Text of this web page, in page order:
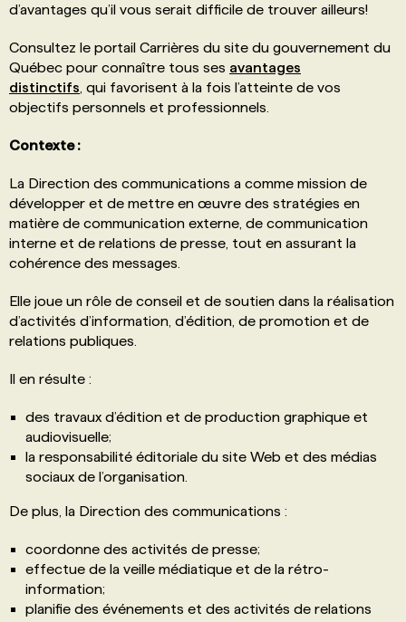
d’avantages qu’il vous serait difficile de trouver ailleurs!
Consultez le portail Carrières du site du gouvernement du
Québec pour connaître tous ses avantages
distinctifs , qui favorisent à la fois l’atteinte de vos
objectifs personnels et professionnels.
Contexte :
La Direction des communications a comme mission de
développer et de mettre en œuvre des stratégies en
matière de communication externe, de communication
interne et de relations de presse, tout en assurant la
cohérence des messages.
Elle joue un rôle de conseil et de soutien dans la réalisation
d’activités d’information, d’édition, de promotion et de
relations publiques.
Il en résulte :
des travaux d’édition et de production graphique et
audiovisuelle;
la responsabilité éditoriale du site Web et des médias
sociaux de l’organisation.
De plus, la Direction des communications :
coordonne des activités de presse;
effectue de la veille médiatique et de la rétro-
information;
planifie des événements et des activités de relations